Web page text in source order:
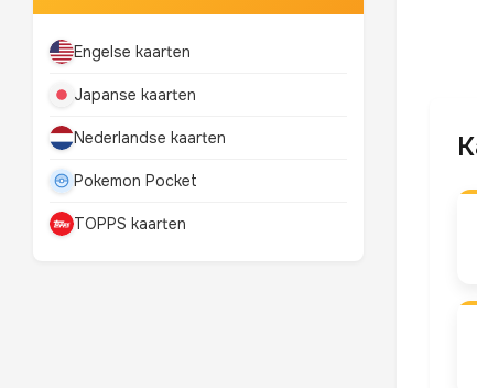
Engelse kaarten
Japanse kaarten
Nederlandse kaarten
Pokemon Pocket
TOPPS kaarten